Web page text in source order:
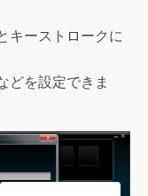
キーストロークに
どを設定できま